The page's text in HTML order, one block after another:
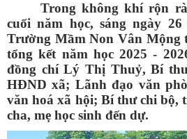
Trong không khí rộn
cuối năm học, sáng ngày
Trường Mầm Non Vân Mộng
tổng kết năm học 2025 -
đồng chí Lý Thị Thuỷ, Bí
HĐND xã; Lãnh đạo văn
văn hoá xã hội; Bí thư chi bộ,
cha, mẹ học sinh đến dự.